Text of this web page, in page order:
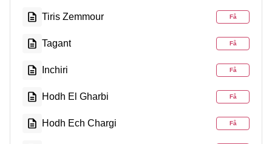
Tiris Zemmour Få
Tagant Få
Inchiri Få
Hodh El Gharbi Få
Hodh Ech Chargi Få